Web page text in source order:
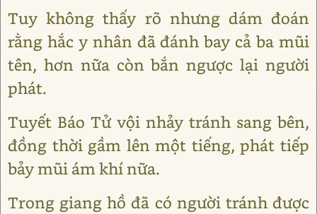
Tuy không thấy rõ nhưng dám đoán
rằng hắc y nhân đã đánh bay cả ba mũi
tên, hơn nữa còn bắn ngược lại người
phát.
Tuyết Báo Tử vội nhảy tránh sang bên,
đồng thời gầm lên một tiếng, phát tiếp
bảy mũi ám khí nữa.
Trong giang hồ đã có người tránh được